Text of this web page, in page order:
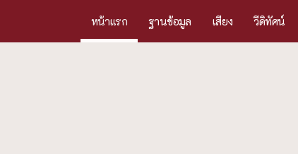
หน้าแรก ฐานข้อมูล เสียง วีดิทัศน์